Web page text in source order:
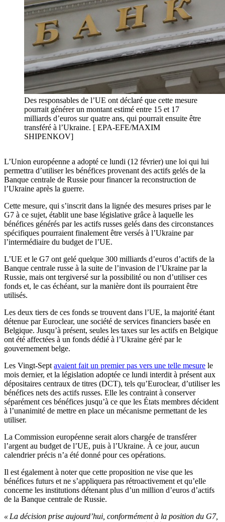
Des responsables de l’UE ont déclaré que cette mesure
pourrait générer un montant estimé entre 15 et 17
milliards d’euros sur quatre ans, qui pourrait ensuite être
transféré à l’Ukraine. [ EPA-EFE/MAXIM
SHIPENKOV]
L’Union européenne a adopté ce lundi (12 février) une loi qui lui
permettra d’utiliser les bénéfices provenant des actifs gelés de la
Banque centrale de Russie pour financer la reconstruction de
l’Ukraine après la guerre.
Cette mesure, qui s’inscrit dans la lignée des mesures prises par le
G7 à ce sujet, établit une base législative grâce à laquelle les
bénéfices générés par les actifs russes gelés dans des circonstances
spécifiques pourraient finalement être versés à l’Ukraine par
l’intermédiaire du budget de l’UE.
L’UE et le G7 ont gelé quelque 300 milliards d’euros d’actifs de la
Banque centrale russe à la suite de l’invasion de l’Ukraine par la
Russie, mais ont tergiversé sur la possibilité ou non d’utiliser ces
fonds et, le cas échéant, sur la manière dont ils pourraient être
utilisés.
Les deux tiers de ces fonds se trouvent dans l’UE, la majorité étant
détenue par Euroclear, une société de services financiers basée en
Belgique. Jusqu’à présent, seules les taxes sur les actifs en Belgique
ont été affectées à un fonds dédié à l’Ukraine géré par le
gouvernement belge.
Les Vingt-Sept avaient fait un premier pas vers une telle mesure le
mois dernier, et la législation adoptée ce lundi interdit à présent aux
dépositaires centraux de titres (DCT), tels qu’Euroclear, d’utiliser les
bénéfices nets des actifs russes. Elle les contraint à conserver
séparément ces bénéfices jusqu’à ce que les États membres décident
à l’unanimité de mettre en place un mécanisme permettant de les
utiliser.
La Commission européenne serait alors chargée de transférer
l’argent au budget de l’UE, puis à l’Ukraine. À ce jour, aucun
calendrier précis n’a été donné pour ces opérations.
Il est également à noter que cette proposition ne vise que les
bénéfices futurs et ne s’appliquera pas rétroactivement et qu’elle
concerne les institutions détenant plus d’un million d’euros d’actifs
de la Banque centrale de Russie.
« La décision prise aujourd’hui, conformément à la position du G7,